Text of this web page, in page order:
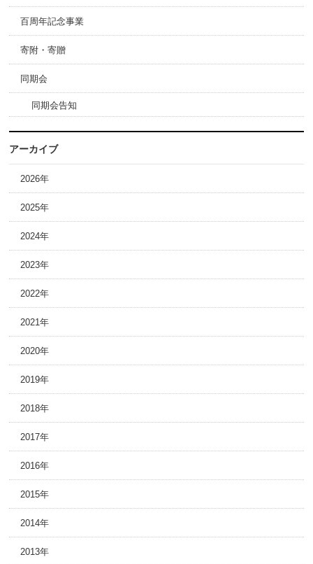
百周年記念事業
寄附・寄贈
同期会
同期会告知
アーカイブ
2026年
2025年
2024年
2023年
2022年
2021年
2020年
2019年
2018年
2017年
2016年
2015年
2014年
2013年